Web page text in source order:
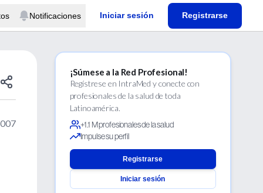
Notificaciones Iniciar sesión Registrarse
¡Súmese a la Red Profesional!
Regístrese en IntraMed y conecte con
profesionales de la salud de toda
Latinoamérica.
+1.1 M profesionales de la salud
Impulse su perfil
Registrarse
Iniciar sesión